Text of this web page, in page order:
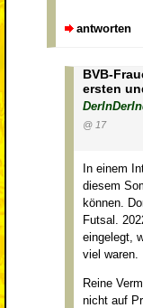
antworten
BVB-
ersten
@ 17
In einem
diesem
können.
Futsal.
eingelegt,
viel waren.
Reine
nicht auf